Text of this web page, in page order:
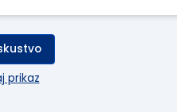
prikaz